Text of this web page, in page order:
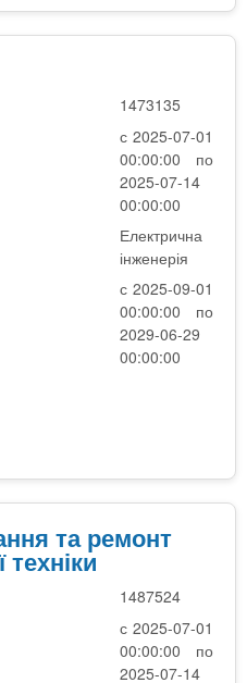
1473135
с 2025-07-01
00:00:00 по
2025-07-14
00:00:00
Електрична
інженерія
с 2025-09-01
00:00:00 по
2029-06-29
00:00:00
та ремонт
1487524
с 2025-07-01
00:00:00 по
2025-07-14